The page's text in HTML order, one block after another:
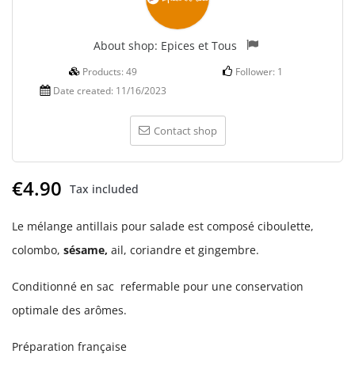
About shop: Epices et Tous
Products: 49 Follower: 1
Date created: 11/16/2023
Contact shop
€4.90 Tax included
Le mélange antillais pour salade est composé ciboulette,
colombo, sésame, ail, coriandre et gingembre.
Conditionné en sac refermable pour une conservation
optimale des arômes.
Préparation française